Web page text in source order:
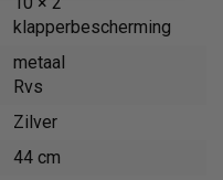
klapperbescherming
metaal
Rvs
Zilver
44 cm